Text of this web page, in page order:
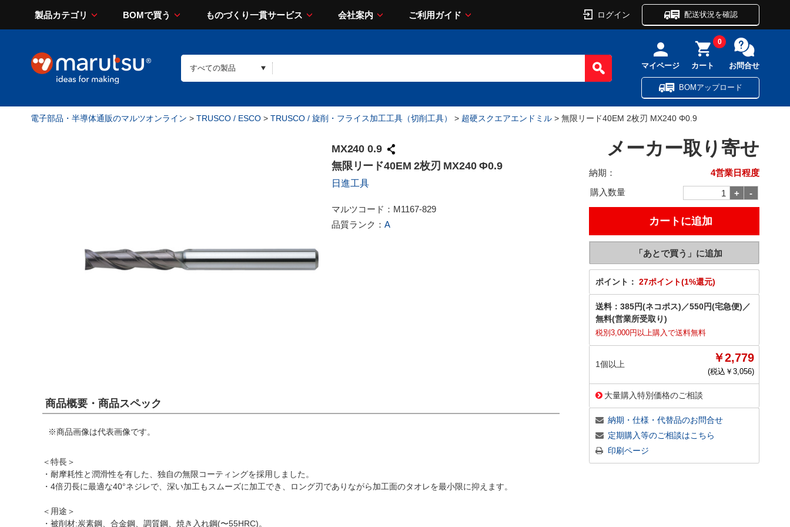
製品カテゴリ BOMで買う ものづくり一貫サービス 会社案内 ご利用ガイド ログイン 配送状況を確認
マイページ カート
0
お問合せ
BOMアップロード
電子部品・半導体通販のマルツオンライン > TRUSCO / ESCO > TRUSCO / 旋削・フライス加工工具（切削工具） > 超硬スクエアエンドミル > 無限リード40EM 2枚刃 MX240 Φ0.9
MX240 0.9
無限リード40EM 2枚刃 MX240 Φ0.9
日進工具
マルツコード： M1167-829
品質ランク： A
メーカー取り寄せ
納期：
4営業日程度
購入数量
ポイント： 27ポイント(1%還元)
送料： 385円(ネコポス) ／550円(宅急便) ／
無料(営業所受取り)
税別3,000円以上購入で送料無料
1個以上 ￥2,779
(税込￥ 3,056)
大量購入特別価格のご相談
納期・仕様・代替品のお問合せ
定期購入等のご相談はこちら
印刷ページ
商品概要・商品スペック
※商品画像は代表画像です。
＜特長＞
・耐摩耗性と潤滑性を有した、独自の無限コーティングを採用しました。
・4倍刃長に最適な40°ネジレで、深い加工もスムーズに加工でき、ロング刃でありながら加工面のタオレを最小限に抑えます。
＜用途＞
・被削材:炭素鋼、合金鋼、調質鋼、焼き入れ鋼(〜55HRC)。